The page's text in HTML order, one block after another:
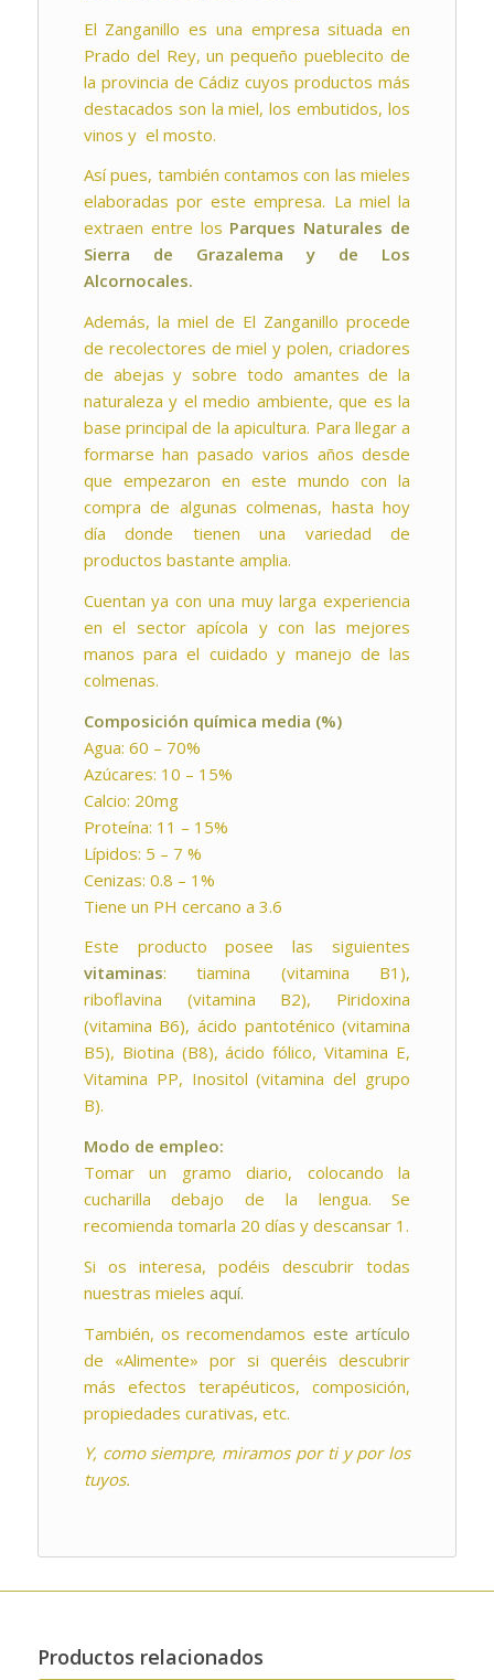
El Zanganillo es una empresa situada en
Prado del Rey, un pequeño pueblecito de
la provincia de Cádiz cuyos productos más
destacados son la miel, los embutidos, los
vinos y el mosto.
Así pues, también contamos con las mieles
elaboradas por este empresa. La miel la
extraen entre los Parques Naturales de
Sierra de Grazalema y de Los
Alcornocales.
Además, la miel de El Zanganillo procede
de recolectores de miel y polen, criadores
de abejas y sobre todo amantes de la
naturaleza y el medio ambiente, que es la
base principal de la apicultura. Para llegar a
formarse han pasado varios años desde
que empezaron en este mundo con la
compra de algunas colmenas, hasta hoy
día donde tienen una variedad de
productos bastante amplia.
Cuentan ya con una muy larga experiencia
en el sector apícola y con las mejores
manos para el cuidado y manejo de las
colmenas.
Composición química media (%)
Agua: 60 – 70%
Azúcares: 10 – 15%
Calcio: 20mg
Proteína: 11 – 15%
Lípidos: 5 – 7 %
Cenizas: 0.8 – 1%
Tiene un PH cercano a 3.6
Este producto posee las siguientes
vitaminas: tiamina (vitamina B1),
riboflavina (vitamina B2), Piridoxina
(vitamina B6), ácido pantoténico (vitamina
B5), Biotina (B8), ácido fólico, Vitamina E,
Vitamina PP, Inositol (vitamina del grupo
B).
Modo de empleo:
Tomar un gramo diario, colocando la
cucharilla debajo de la lengua. Se
recomienda tomarla 20 días y descansar 1.
Si os interesa, podéis descubrir todas
nuestras mieles aquí.
También, os recomendamos este artículo
de «Alimente» por si queréis descubrir
más efectos terapéuticos, composición,
propiedades curativas, etc.
Y, como siempre, miramos por ti y por los
tuyos.
Productos relacionados